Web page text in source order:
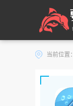
当前位置：